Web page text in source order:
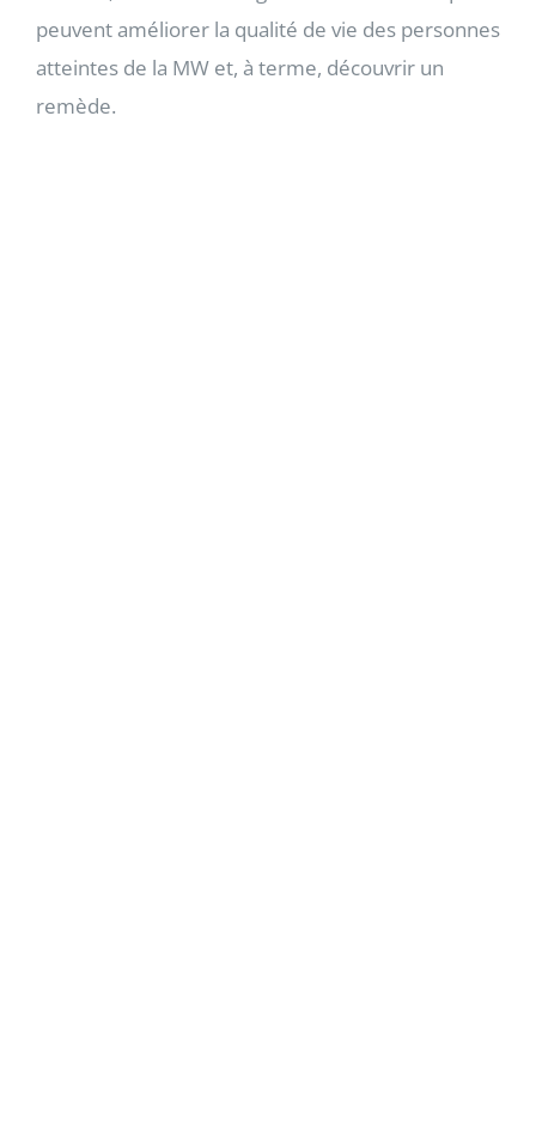
soutenir les Canadiens atteints de la MW et leurs
familles, en offrant une gamme de services qui
peuvent améliorer la qualité de vie des personnes